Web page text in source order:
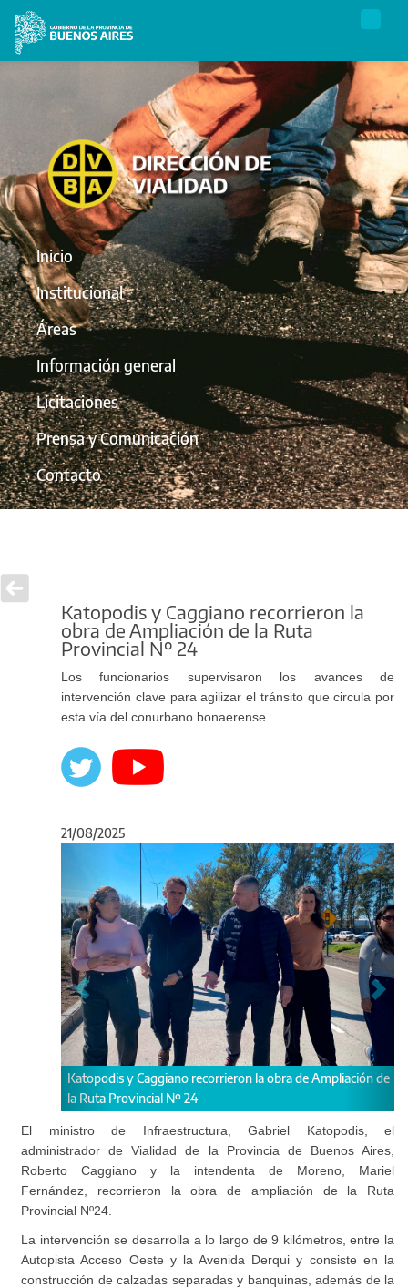
Inicio
Institucional
Áreas
Información general
Licitaciones
Prensa y Comunicación
Contacto
Katopodis y Caggiano recorrieron la
obra de Ampliación de la Ruta
Provincial Nº 24
Los funcionarios supervisaron los avances de
intervención clave para agilizar el tránsito que circula por
esta vía del conurbano bonaerense.
21/08/2025
la obra de Ampliación de
Los funcionarios supervisaron los
Anterior
El ministro de Infraestructura, Gabriel Katopodis, el
administrador de Vialidad de la Provincia de Buenos Aires,
Roberto Caggiano y la intendenta de Moreno, Mariel
Fernández, recorrieron la obra de ampliación de la Ruta
Provincial Nº24.
La intervención se desarrolla a lo largo de 9 kilómetros, entre la
Autopista Acceso Oeste y la Avenida Derqui y consiste en la
construcción de calzadas separadas y banquinas, además de la